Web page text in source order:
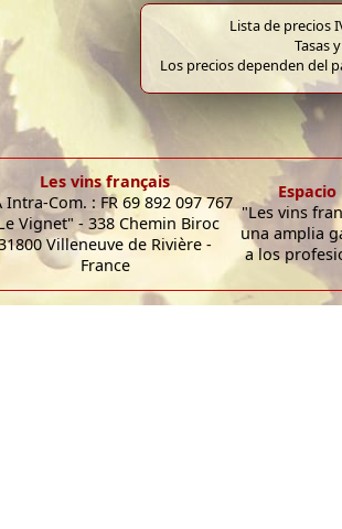
Lista de precios
Tasas
Los precios dependen del
Les vins français
Intra-Com. : FR 69 892 097 767
Vignet" - 338 Chemin Biroc
Villeneuve de Rivière -
France
"Les vins
una amplia
a los